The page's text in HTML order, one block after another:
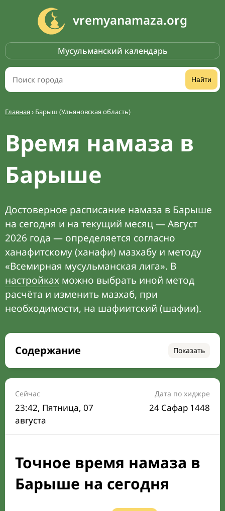
vremyanamaza.org
Мусульманский календарь
Найти
Главная› Барыш (Ульяновская область)
Время намаза в
Барыше
Достоверное расписание намаза в Барыше
на сегодня и на текущий месяц — Август
2026 года — определяется согласно
ханафитскому (ханафи) мазхабу и методу
«Всемирная мусульманская лига». В
настройках можно выбрать иной метод
расчёта и изменить мазхаб, при
необходимости, на шафиитский (шафии).
Содержание Показать
Время намаза на сегодня
Расписание на месяц
Время Сухура и Ифтара на сегодня
Календарь рамадана
Мечети и молельные комнаты
Направление киблы
Сейчас
23:42, Пятница, 07
августа
Дата по хиджре
24 Сафар 1448
Точное время намаза в
Барыше на сегодня